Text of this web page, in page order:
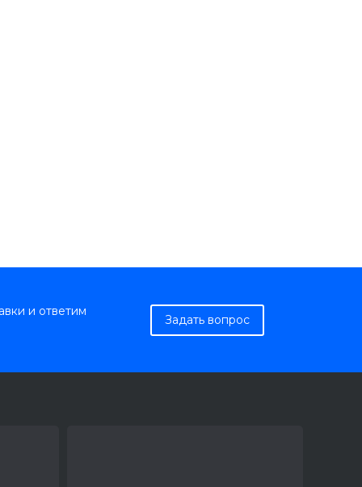
и ответим
Задать вопрос